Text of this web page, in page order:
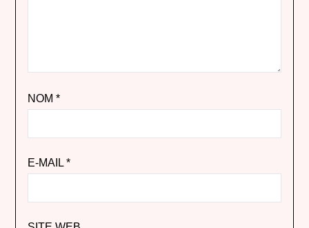
NOM *
E-MAIL *